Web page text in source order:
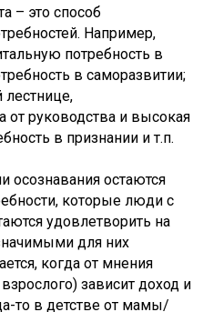
– это способ
Например,
потребность в
в саморазвитии;
от руководства и высокая
в признании и т.п.
осознавания остаются
которые люди с
удовлетворить на
для них
когда от мнения
зависит доход и
то в детстве от мамы/